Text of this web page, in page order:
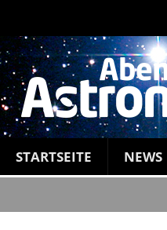
STARTSEITE NEWS